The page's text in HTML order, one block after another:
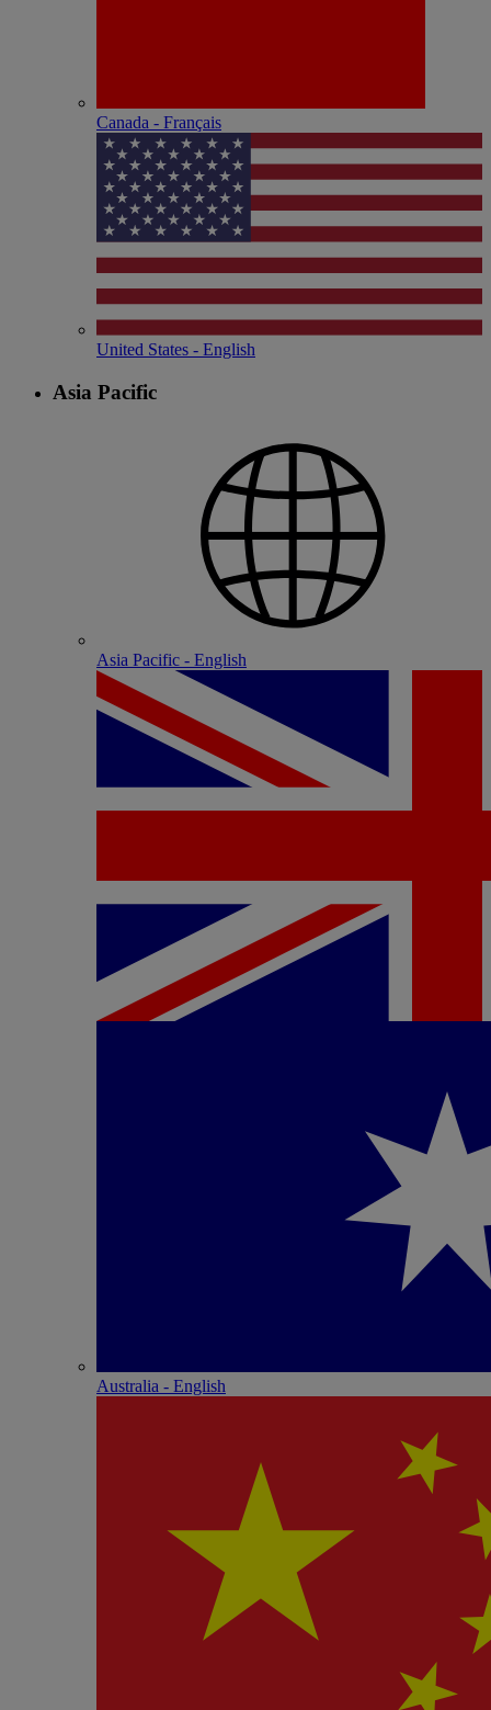
Canada - Français
United States - English
Asia Pacific
Asia Pacific - English
Australia - English